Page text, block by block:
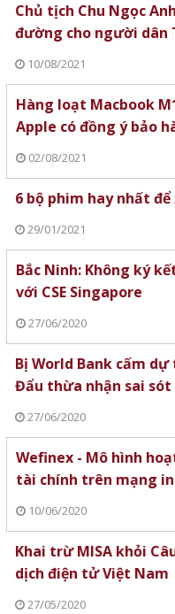
Chủ tịch Chu Ngọc
đường cho người dân
10/08/2021
Hàng loạt Macbook
Apple có đồng ý bảo
02/08/2021
6 bộ phim hay nhất
29/01/2021
Bắc Ninh: Không ký
với CSE Singapore
27/06/2020
Bị World Bank cấm
Đẩu thừa nhận sai sót
27/06/2020
Wefinex - Mô hình
tài chính trên mạng
10/06/2020
Khai trừ MISA khỏi
dịch điện tử Việt Nam
27/05/2020